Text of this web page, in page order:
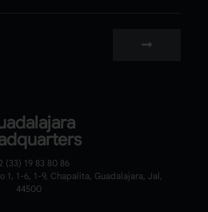
(33) 19 83 80 86
1, 1-6, 1-9, Chapalita, Guadalajara, Jal,
44500